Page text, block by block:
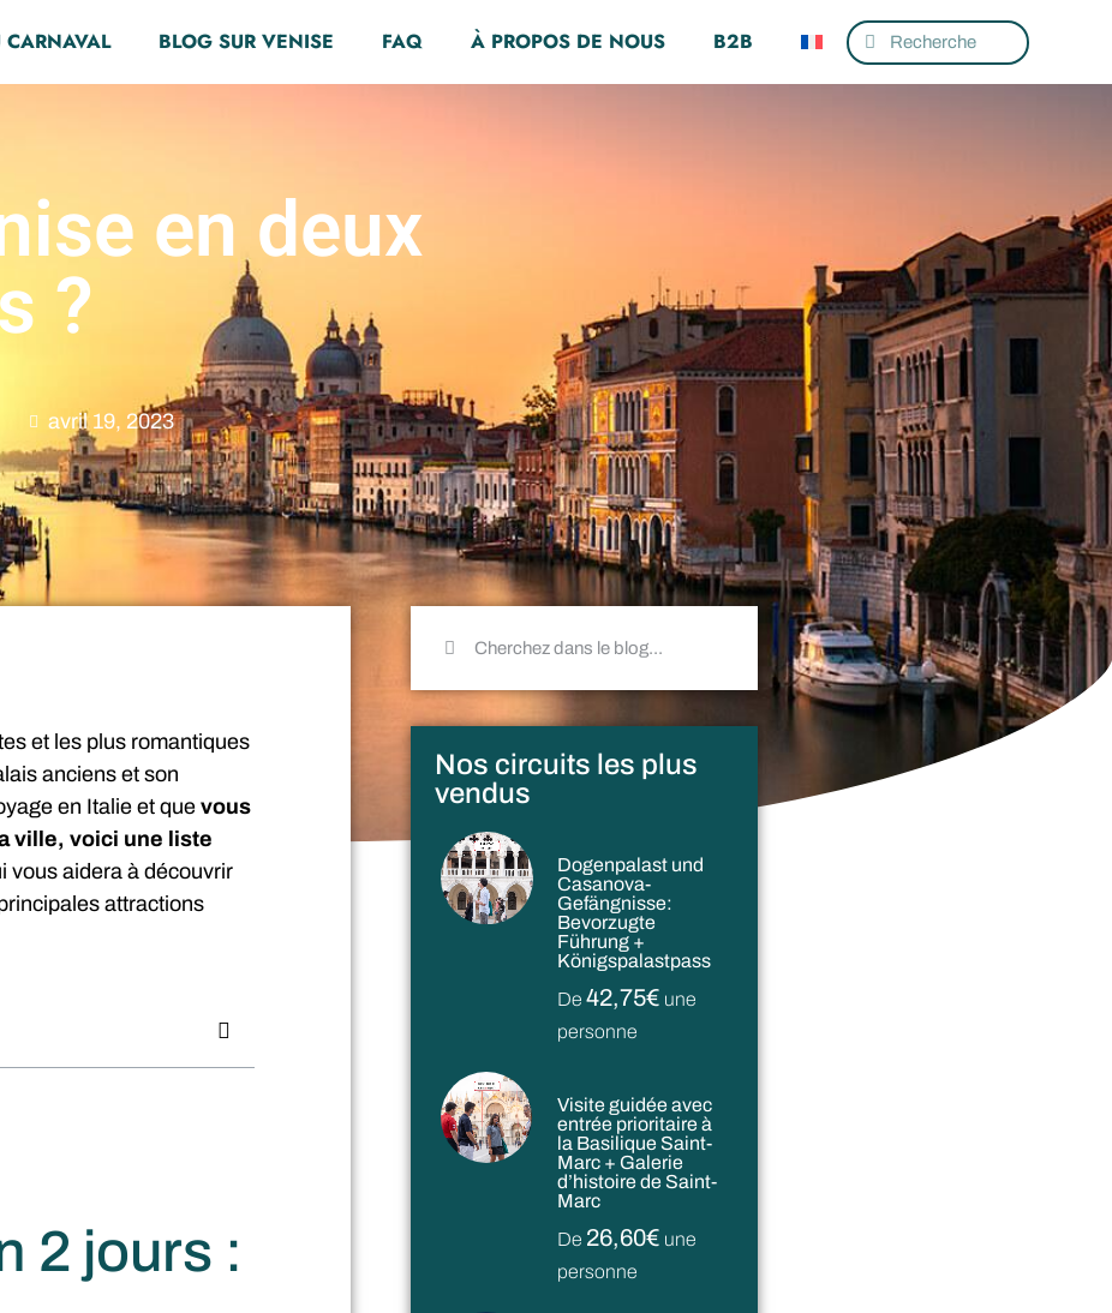
CARNAVAL BLOG SUR VENISE FAQ À PROPOS DE NOUS B2B
en deux
?
avril 19, 2023
et les plus romantiques
anciens et son
en Italie et que vous
ville, voici une liste
vous aidera à découvrir
attractions
2 jours :
Nos circuits les plus
vendus
Dogenpalast und
Casanova-
Gefängnisse:
Bevorzugte
Führung +
Königspalastpass
De42,75€ une
personne
Visite guidée avec
entrée prioritaire à
la Basilique Saint-
Marc + Galerie
d’histoire de Saint-
Marc
De 26,60€ une
personne